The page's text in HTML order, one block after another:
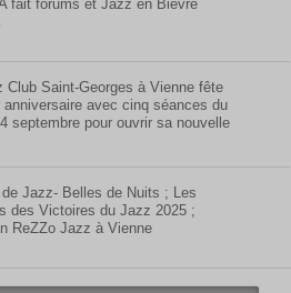
fait forums et Jazz en Bièvre
Club Saint-Georges à Vienne fête
anniversaire avec cinq séances du
septembre pour ouvrir sa nouvelle
Jazz- Belles de Nuits ; Les
des Victoires du Jazz 2025 ;
ReZZo Jazz à Vienne